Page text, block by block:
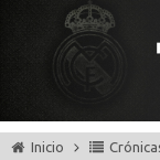
Inicio